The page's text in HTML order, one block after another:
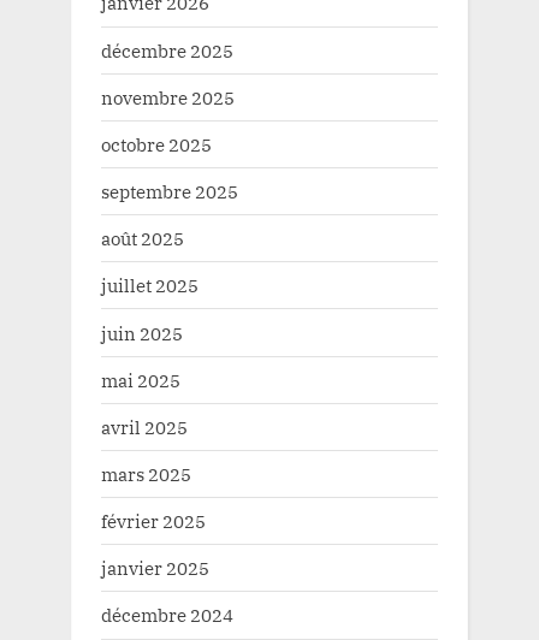
décembre 2025
novembre 2025
octobre 2025
septembre 2025
août 2025
juillet 2025
juin 2025
mai 2025
avril 2025
mars 2025
février 2025
janvier 2025
décembre 2024